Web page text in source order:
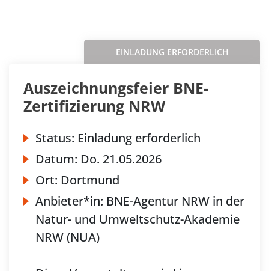
EINLADUNG ERFORDERLICH
Auszeichnungsfeier BNE-
Zertifizierung NRW
Status: Einladung erforderlich
Datum: Do. 21.05.2026
Ort: Dortmund
Anbieter*in: BNE-Agentur NRW in der
Natur- und Umweltschutz-Akademie
NRW (NUA)